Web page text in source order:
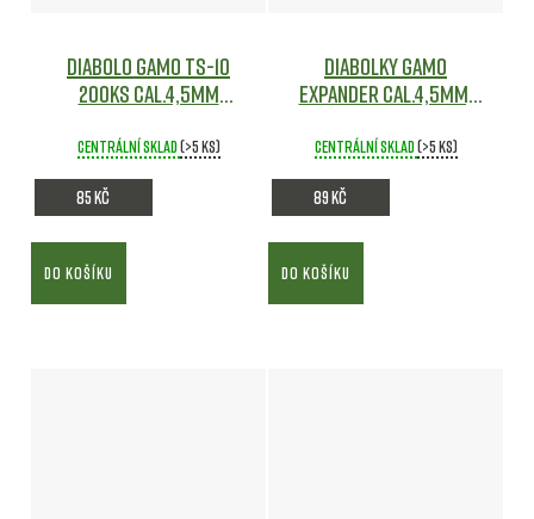
Diabolo Gamo TS-10
200ks cal.4,5mm
Centrální sklad(>5 ks)
85 Kč
DO KOŠÍKU
Diabolky Gamo
Expander cal.4,5mm,
Centrální sklad(>5 ks)
89 Kč
DO KOŠÍKU